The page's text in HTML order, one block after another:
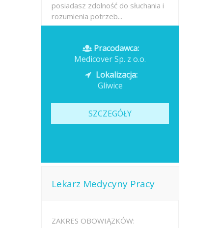
posiadasz zdolność do słuchania i
rozumienia potrzeb...
Pracodawca:
Medicover Sp. z o.o.
Lokalizacja:
Gliwice
SZCZEGÓŁY
Lekarz Medycyny Pracy
ZAKRES OBOWIĄZKÓW: